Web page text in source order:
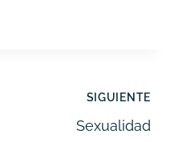
SIGUIENTE
Sexualidad